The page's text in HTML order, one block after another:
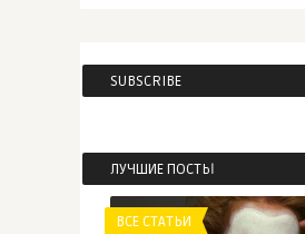
admin
ВСЕ СТАТЬИ
SUBSCRIBE
ЛУЧШИЕ ПОСТЫ
ВСЕ СТАТЬИ